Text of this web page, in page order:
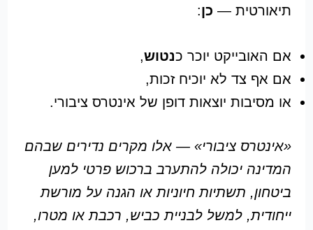
תיאורטית — כן:
אם האובייקט יוכר כנטוש,
אם אף צד לא יוכיח זכות,
או מסיבות יוצאות דופן של אינטרס ציבורי.
«אינטרס ציבורי» — אלו מקרים נדירים שבהם
המדינה יכולה להתערב ברכוש פרטי למען
ביטחון, תשתיות חיוניות או הגנה על מורשת
ייחודית, למשל לבניית כביש, רכבת או מטרו,